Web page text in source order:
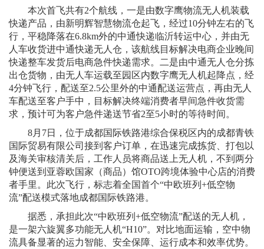
本次首飞共有2个航线，一是由数字鹰物流无人机装载
快递产品，由新明辉智慧物流仓起飞，经过10分钟左右的飞
行，平稳降落在6.8km外的中通快递临沂转运中心，并由无
人车收货进中通快递无人仓，该航线目标解决电商企业晚间
快递整车发货后电商急件快递需求。二是由中通无人仓分拣
出仓货物，由无人车运载至园区内数字鹰无人机起降点，经
4分钟飞行，配送至2.5公里外的中通配送运营点，再由无人
车配送至客户手中，目标解决终端消费者早间急件收货需
求，预计可为客户急件递送节省2至5小时的等待时间。
8月7日，位于成都国际铁路港综合保税区内的成都青铁
国际贸易有限公司接到客户订单，在迅速完成拣货、打包以
及海关审核清关后，工作人员将商品送上无人机，不到两分
钟便送到亚蓉欧国家（商品）馆OTO跨境体验中心店的消费
者手里。此次飞行，标志着全国首个“中欧班列+低空物
流”配送模式落地成都国际铁路港。
据悉，承担此次“中欧班列+低空物流”配送的无人机，
是一架六旋翼多功能无人机“H10”。对比地面运输，空中物
流具备显著的运力智能、安全保障、运行成本和效率优势。